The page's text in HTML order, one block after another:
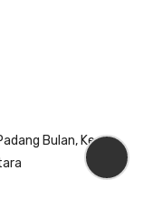
Bulan, Kec.